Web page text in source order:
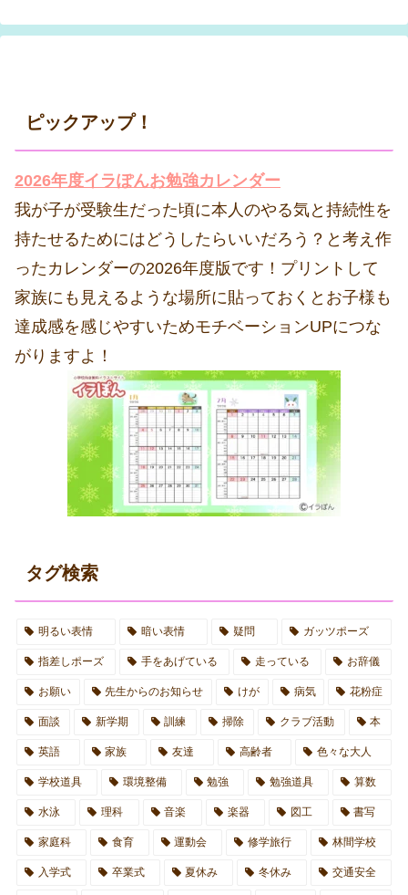
ピックアップ！
2026年度イラぽんお勉強カレンダー
我が子が受験生だった頃に本人のやる気と持続性を
持たせるためにはどうしたらいいだろう？と考え作
ったカレンダーの2026年度版です！プリントして
家族にも見えるような場所に貼っておくとお子様も
達成感を感じやすいためモチベーションUPにつな
がりますよ！
タグ検索
明るい表情 暗い表情 疑問 ガッツポーズ
指差しポーズ 手をあげている 走っている お辞儀
お願い 先生からのお知らせ けが 病気 花粉症
面談 新学期 訓練 掃除 クラブ活動 本
英語 家族 友達 高齢者 色々な大人
学校道具 環境整備 勉強 勉強道具 算数
水泳 理科 音楽 楽器 図工 書写
家庭科 食育 運動会 修学旅行 林間学校
入学式 卒業式 夏休み 冬休み 交通安全